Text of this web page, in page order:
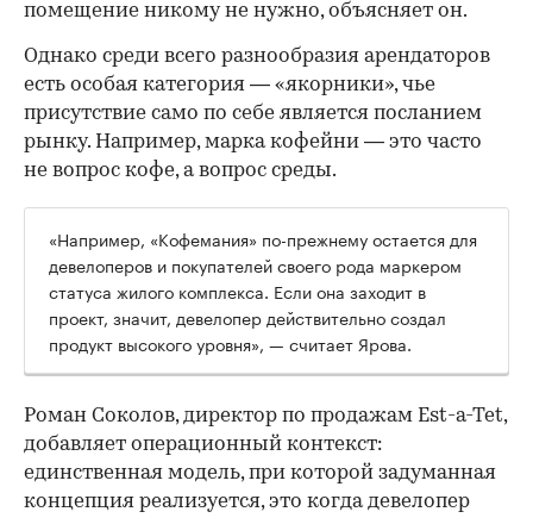
помещение никому не нужно, объясняет он.
Однако среди всего разнообразия арендаторов
есть особая категория — «якорники», чье
присутствие само по себе является посланием
рынку. Например, марка кофейни — это часто
не вопрос кофе, а вопрос среды.
«Например, «Кофемания» по-прежнему остается для
девелоперов и покупателей своего рода маркером
статуса жилого комплекса. Если она заходит в
проект, значит, девелопер действительно создал
продукт высокого уровня», — считает Ярова.
Роман Соколов, директор по продажам Est-a-Tet,
добавляет операционный контекст:
единственная модель, при которой задуманная
концепция реализуется, это когда девелопер